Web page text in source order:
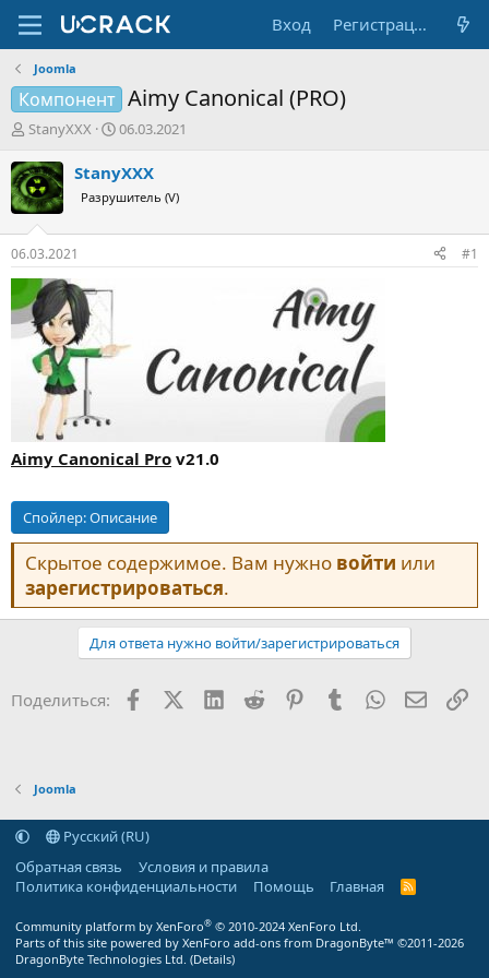
Вход Регистрация
Joomla
Компонент Aimy Canonical (PRO)
А
т
о
р
т
е
м
ы
StanyXXX
Д
т
н
а
06.03.2021
StanyXXX
Разрушитель (V)
06.03.2021 #1
Aimу Canonical Pro v21.0
Спойлер:Описание
Скрытое содержимое. Вам нужно войти или
зарегистрироваться.
Для ответа нужно войти/зарегистрироваться
Поделиться: FacebookX (Twitter)
LinkedIn
Reddit PinterestTumblr WhatsApp
Joomla
Русский (RU)
Обратная связь
Условия и правила
Политика конфиденциальности
Помощь Главная
R
Community platform by XenForo® © 2010-2024 XenForo Ltd.
Parts of this site powered by XenForo add-ons from DragonByte™ ©2011-2026
DragonByte Technologies Ltd. (Details)